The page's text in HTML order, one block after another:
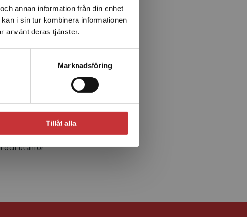
annan information från din enhet
i sin tur kombinera informationen
använt deras tjänster.
Marknadsföring
Tillåt alla
som
och
och deltar i
och utanför